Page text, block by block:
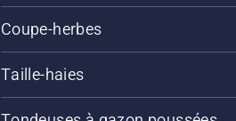
Coupe-herbes
Taille-haies